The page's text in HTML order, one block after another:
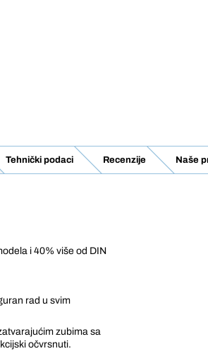
Tehnički podaci Recenzije Naše
i 40% više od DIN
rad u svim
zubima sa
očvrsnuti.